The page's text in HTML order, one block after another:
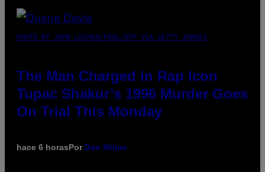
PHOTO BY JOHN LOCHER/POOL/AFP VIA GETTY IMAGES
The Man Charged in Rap Icon
Tupac Shakur’s 1996 Murder Goes
On Trial This Monday
hace 6 horasPor Dan Milam